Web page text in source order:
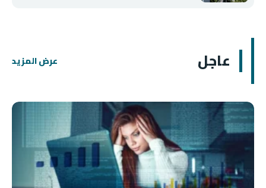
عاجل عرض المزيد